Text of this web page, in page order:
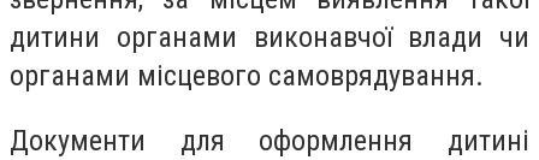
дитини органами виконавчої влади чи
органами місцевого самоврядування.
Документи для оформлення дитині